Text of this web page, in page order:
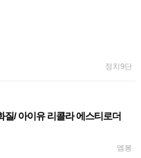
정치9단
/ 아이유 리콜라 에스티로더
엠봉